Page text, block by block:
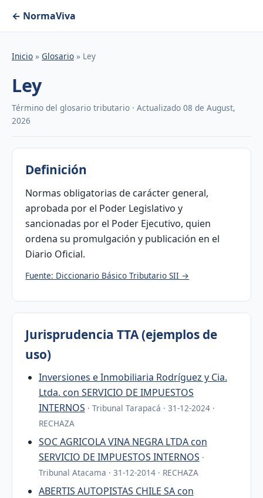
← NormaViva
Inicio » Glosario » Ley
Ley
Término del glosario tributario · Actualizado 08 de August,
2026
Definición
Normas obligatorias de carácter general,
aprobada por el Poder Legislativo y
sancionadas por el Poder Ejecutivo, quien
ordena su promulgación y publicación en el
Diario Oficial.
Fuente: Diccionario Básico Tributario SII →
Jurisprudencia TTA (ejemplos de
uso)
Inversiones e Inmobiliaria Rodríguez y Cia.
Ltda. con SERVICIO DE IMPUESTOS
INTERNOS · Tribunal Tarapacá · 31-12-2024 ·
RECHAZA
SOC AGRICOLA VINA NEGRA LTDA con
SERVICIO DE IMPUESTOS INTERNOS ·
Tribunal Atacama · 31-12-2014 · RECHAZA
ABERTIS AUTOPISTAS CHILE SA con